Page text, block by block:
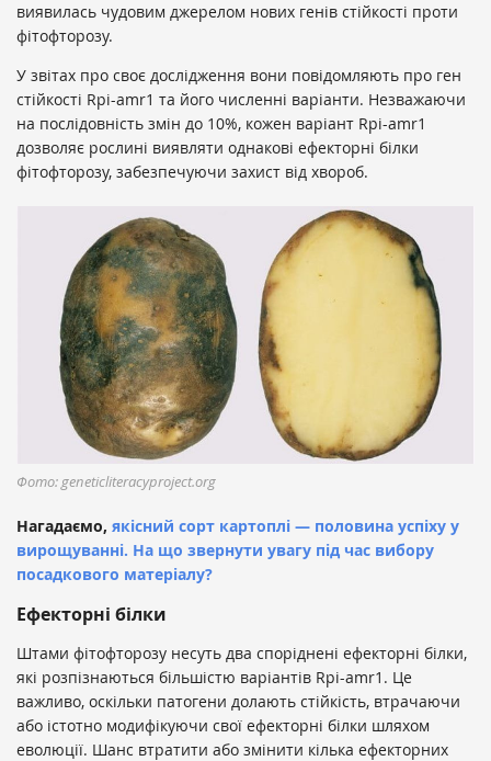
виявилась чудовим джерелом нових генів стійкості проти
фітофторозу.
У звітах про своє дослідження вони повідомляють про ген
стійкості Rpi-amr1 та його численні варіанти. Незважаючи
на послідовність змін до 10%, кожен варіант Rpi-amr1
дозволяє рослині виявляти однакові ефекторні білки
фітофторозу, забезпечуючи захист від хвороб.
Фото: geneticliteracyproject.org
Нагадаємо, якісний сорт картоплі — половина успіху у
вирощуванні. На що звернути увагу під час вибору
посадкового матеріалу?
Ефекторні білки
Штами фітофторозу несуть два споріднені ефекторні білки,
які розпізнаються більшістю варіантів Rpi-amr1. Це
важливо, оскільки патогени долають стійкість, втрачаючи
або істотно модифікуючи свої ефекторні білки шляхом
еволюції. Шанс втратити або змінити кілька ефекторних